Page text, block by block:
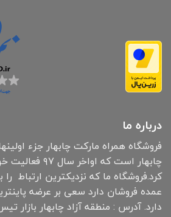
درباره ما
فروشگاه همراه مارکت چابهار جزء
چابهار است که اواخر
کرد.فروشگاه ما که نزدیکترین ارتباط را
عمده فروشان دارد سعی بر عرضه